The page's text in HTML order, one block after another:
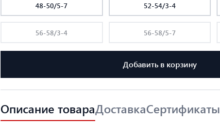
48-50/5-7 52-54/3-4
56-58/3-4 56-58/5-7
Добавить в корзину
Описание товараДоставкаСертификаты